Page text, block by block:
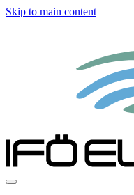
Skip to main content